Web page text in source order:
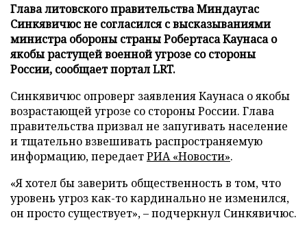
Глава литовского правительства Миндаугас
Синкявичюс не согласился с высказываниями
министра обороны страны Робертаса Каунаса о
якобы растущей военной угрозе со стороны
России, сообщает портал LRT.
Синкявичюс опроверг заявления Каунаса о якобы
возрастающей угрозе со стороны России. Глава
правительства призвал не запугивать население
и тщательно взвешивать распространяемую
информацию, передаетРИА «Новости».
«Я хотел бы заверить общественность в том, что
уровень угроз как-то кардинально не изменился,
он просто существует», – подчеркнул Синкявичюс.